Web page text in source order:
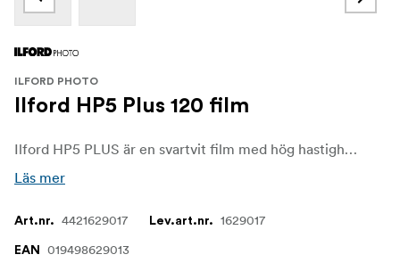
ILFORD PHOTO
Ilford HP5 Plus 120 film
Ilford HP5 PLUS är en svartvit film med hög hastighet, fint korn och medelhög kontrast, vilket gör den till ett utmärkt val för journalistik, dokumentärer, resor, sport, action och inomhusfotografering med tillgängligt ljus.
Läs mer
Art.nr. 4421629017 Lev.art.nr. 1629017
EAN 019498629013